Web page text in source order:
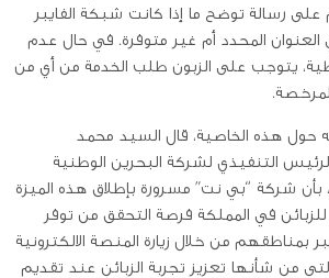
رسالة توضح ما إذا كانت شبكة الفايبر
العنوان المحدد أم غير متوفرة. في حال عدم
يتوجب على الزبون طلب الخدمة من أي من
حول هذه الخاصية، قال السيد محمد
التنفيذي لشركة البحرين الوطنية
بأن شركة “بي نت” مسرورة بإطلاق هذه الميزة
في المملكة فرصة التحقق من توفر
بمناطقهم من خلال زيارة المنصة الالكترونية
من شأنها تعزيز تجربة الزبائن عند تقديم